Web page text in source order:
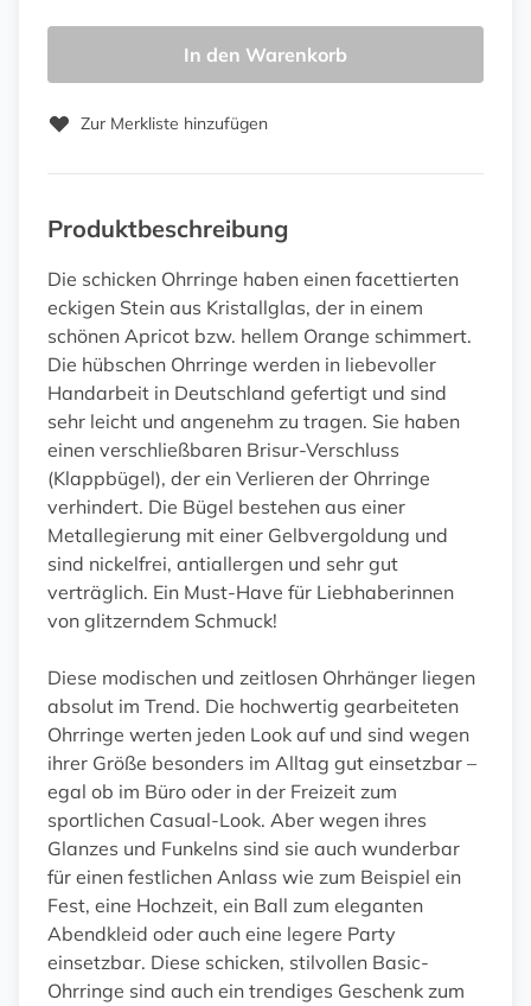
In den Warenkorb
Zur Merkliste hinzufügen
Produktbeschreibung
Die schicken Ohrringe haben einen facettierten
eckigen Stein aus Kristallglas, der in einem
schönen Apricot bzw. hellem Orange schimmert.
Die hübschen Ohrringe werden in liebevoller
Handarbeit in Deutschland gefertigt und sind
sehr leicht und angenehm zu tragen. Sie haben
einen verschließbaren Brisur-Verschluss
(Klappbügel), der ein Verlieren der Ohrringe
verhindert. Die Bügel bestehen aus einer
Metallegierung mit einer Gelbvergoldung und
sind nickelfrei, antiallergen und sehr gut
verträglich. Ein Must-Have für Liebhaberinnen
von glitzerndem Schmuck!
Diese modischen und zeitlosen Ohrhänger liegen
absolut im Trend. Die hochwertig gearbeiteten
Ohrringe werten jeden Look auf und sind wegen
ihrer Größe besonders im Alltag gut einsetzbar –
egal ob im Büro oder in der Freizeit zum
sportlichen Casual-Look. Aber wegen ihres
Glanzes und Funkelns sind sie auch wunderbar
für einen festlichen Anlass wie zum Beispiel ein
Fest, eine Hochzeit, ein Ball zum eleganten
Abendkleid oder auch eine legere Party
einsetzbar. Diese schicken, stilvollen Basic-
Ohrringe sind auch ein trendiges Geschenk zum